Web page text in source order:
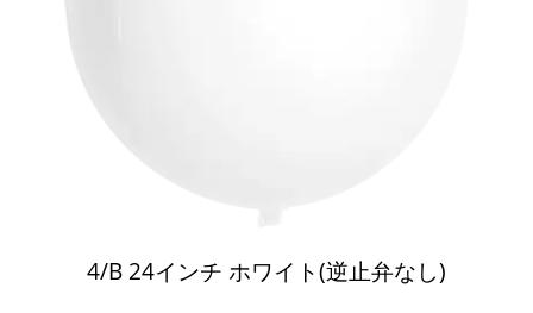
4/B 24インチ ホワイト(逆止弁なし)